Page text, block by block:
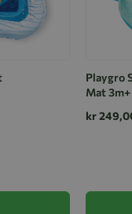
Playgro
Mat 3m+
kr